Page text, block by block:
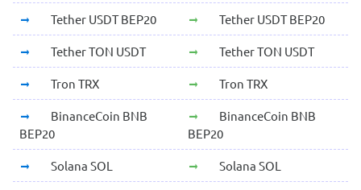
Tether USDT BEP20 Tether USDT BEP20
Tether TON USDT Tether TON USDT
Tron TRX Tron TRX
BinanceCoin BNB
BEP20
BinanceCoin BNB
BEP20
Solana SOL Solana SOL